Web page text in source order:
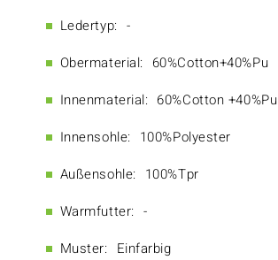
Ledertyp: -
Obermaterial: 60%Cotton+40%Pu
Innenmaterial: 60%Cotton +40%Pu
Innensohle: 100%Polyester
Außensohle: 100%Tpr
Warmfutter: -
Muster: Einfarbig